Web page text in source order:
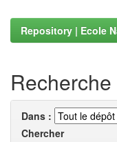
Repository | Ecole
Recherche
Dans :
Chercher